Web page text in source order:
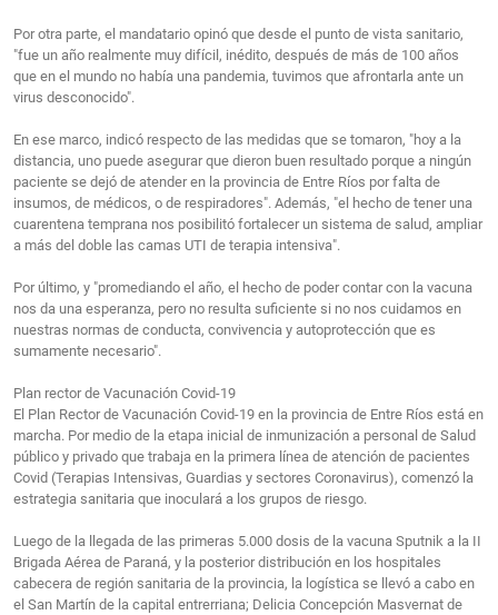
Por otra parte, el mandatario opinó que desde el punto de vista sanitario,
"fue un año realmente muy difícil, inédito, después de más de 100 años
que en el mundo no había una pandemia, tuvimos que afrontarla ante un
virus desconocido".
En ese marco, indicó respecto de las medidas que se tomaron, "hoy a la
distancia, uno puede asegurar que dieron buen resultado porque a ningún
paciente se dejó de atender en la provincia de Entre Ríos por falta de
insumos, de médicos, o de respiradores". Además, "el hecho de tener una
cuarentena temprana nos posibilitó fortalecer un sistema de salud, ampliar
a más del doble las camas UTI de terapia intensiva".
Por último, y "promediando el año, el hecho de poder contar con la vacuna
nos da una esperanza, pero no resulta suficiente si no nos cuidamos en
nuestras normas de conducta, convivencia y autoprotección que es
sumamente necesario".
Plan rector de Vacunación Covid-19
El Plan Rector de Vacunación Covid-19 en la provincia de Entre Ríos está en
marcha. Por medio de la etapa inicial de inmunización a personal de Salud
público y privado que trabaja en la primera línea de atención de pacientes
Covid (Terapias Intensivas, Guardias y sectores Coronavirus), comenzó la
estrategia sanitaria que inoculará a los grupos de riesgo.
Luego de la llegada de las primeras 5.000 dosis de la vacuna Sputnik a la II
Brigada Aérea de Paraná, y la posterior distribución en los hospitales
cabecera de región sanitaria de la provincia, la logística se llevó a cabo en
el San Martín de la capital entrerriana; Delicia Concepción Masvernat de